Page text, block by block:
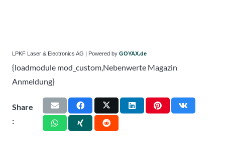
LPKF Laser & Electronics AG | Powered by GOYAX.de
{loadmodule mod_custom,Nebenwerte Magazin
Anmeldung}
Share
: